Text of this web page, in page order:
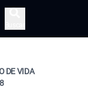
DE VIDA